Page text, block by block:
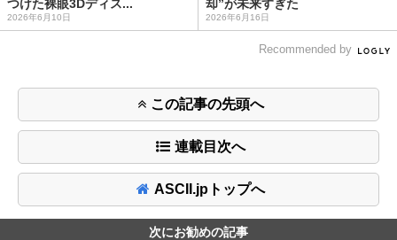
つけた裸眼3Dディス...
2026年6月10日
却”が未来すぎた
2026年6月16日
Recommended by
この記事の先頭へ
連載目次へ
ASCII.jpトップへ
次にお勧めの記事